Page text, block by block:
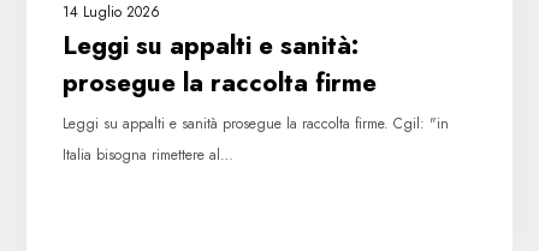
14 Luglio 2026
Leggi su appalti e sanità:
prosegue la raccolta firme
Leggi su appalti e sanità prosegue la raccolta firme. Cgil: "in
Italia bisogna rimettere al…